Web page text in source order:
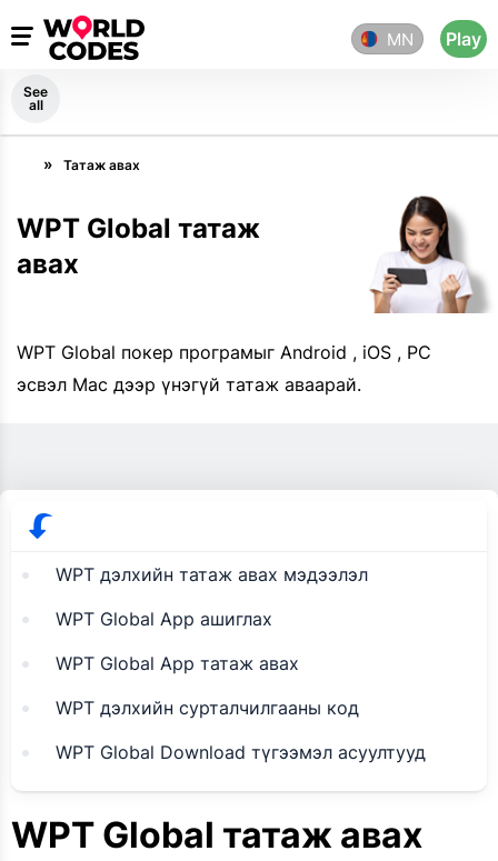
MN Play
See
all
Татаж авах
WPT Global татаж
авах
WPT Global покер програмыг Android , iOS , PC
эсвэл Mac дээр үнэгүй татаж аваарай.
WPT дэлхийн татаж авах мэдээлэл
WPT Global App ашиглах
WPT Global App татаж авах
WPT дэлхийн сурталчилгааны код
WPT Global Download түгээмэл асуултууд
WPT Global татаж авах